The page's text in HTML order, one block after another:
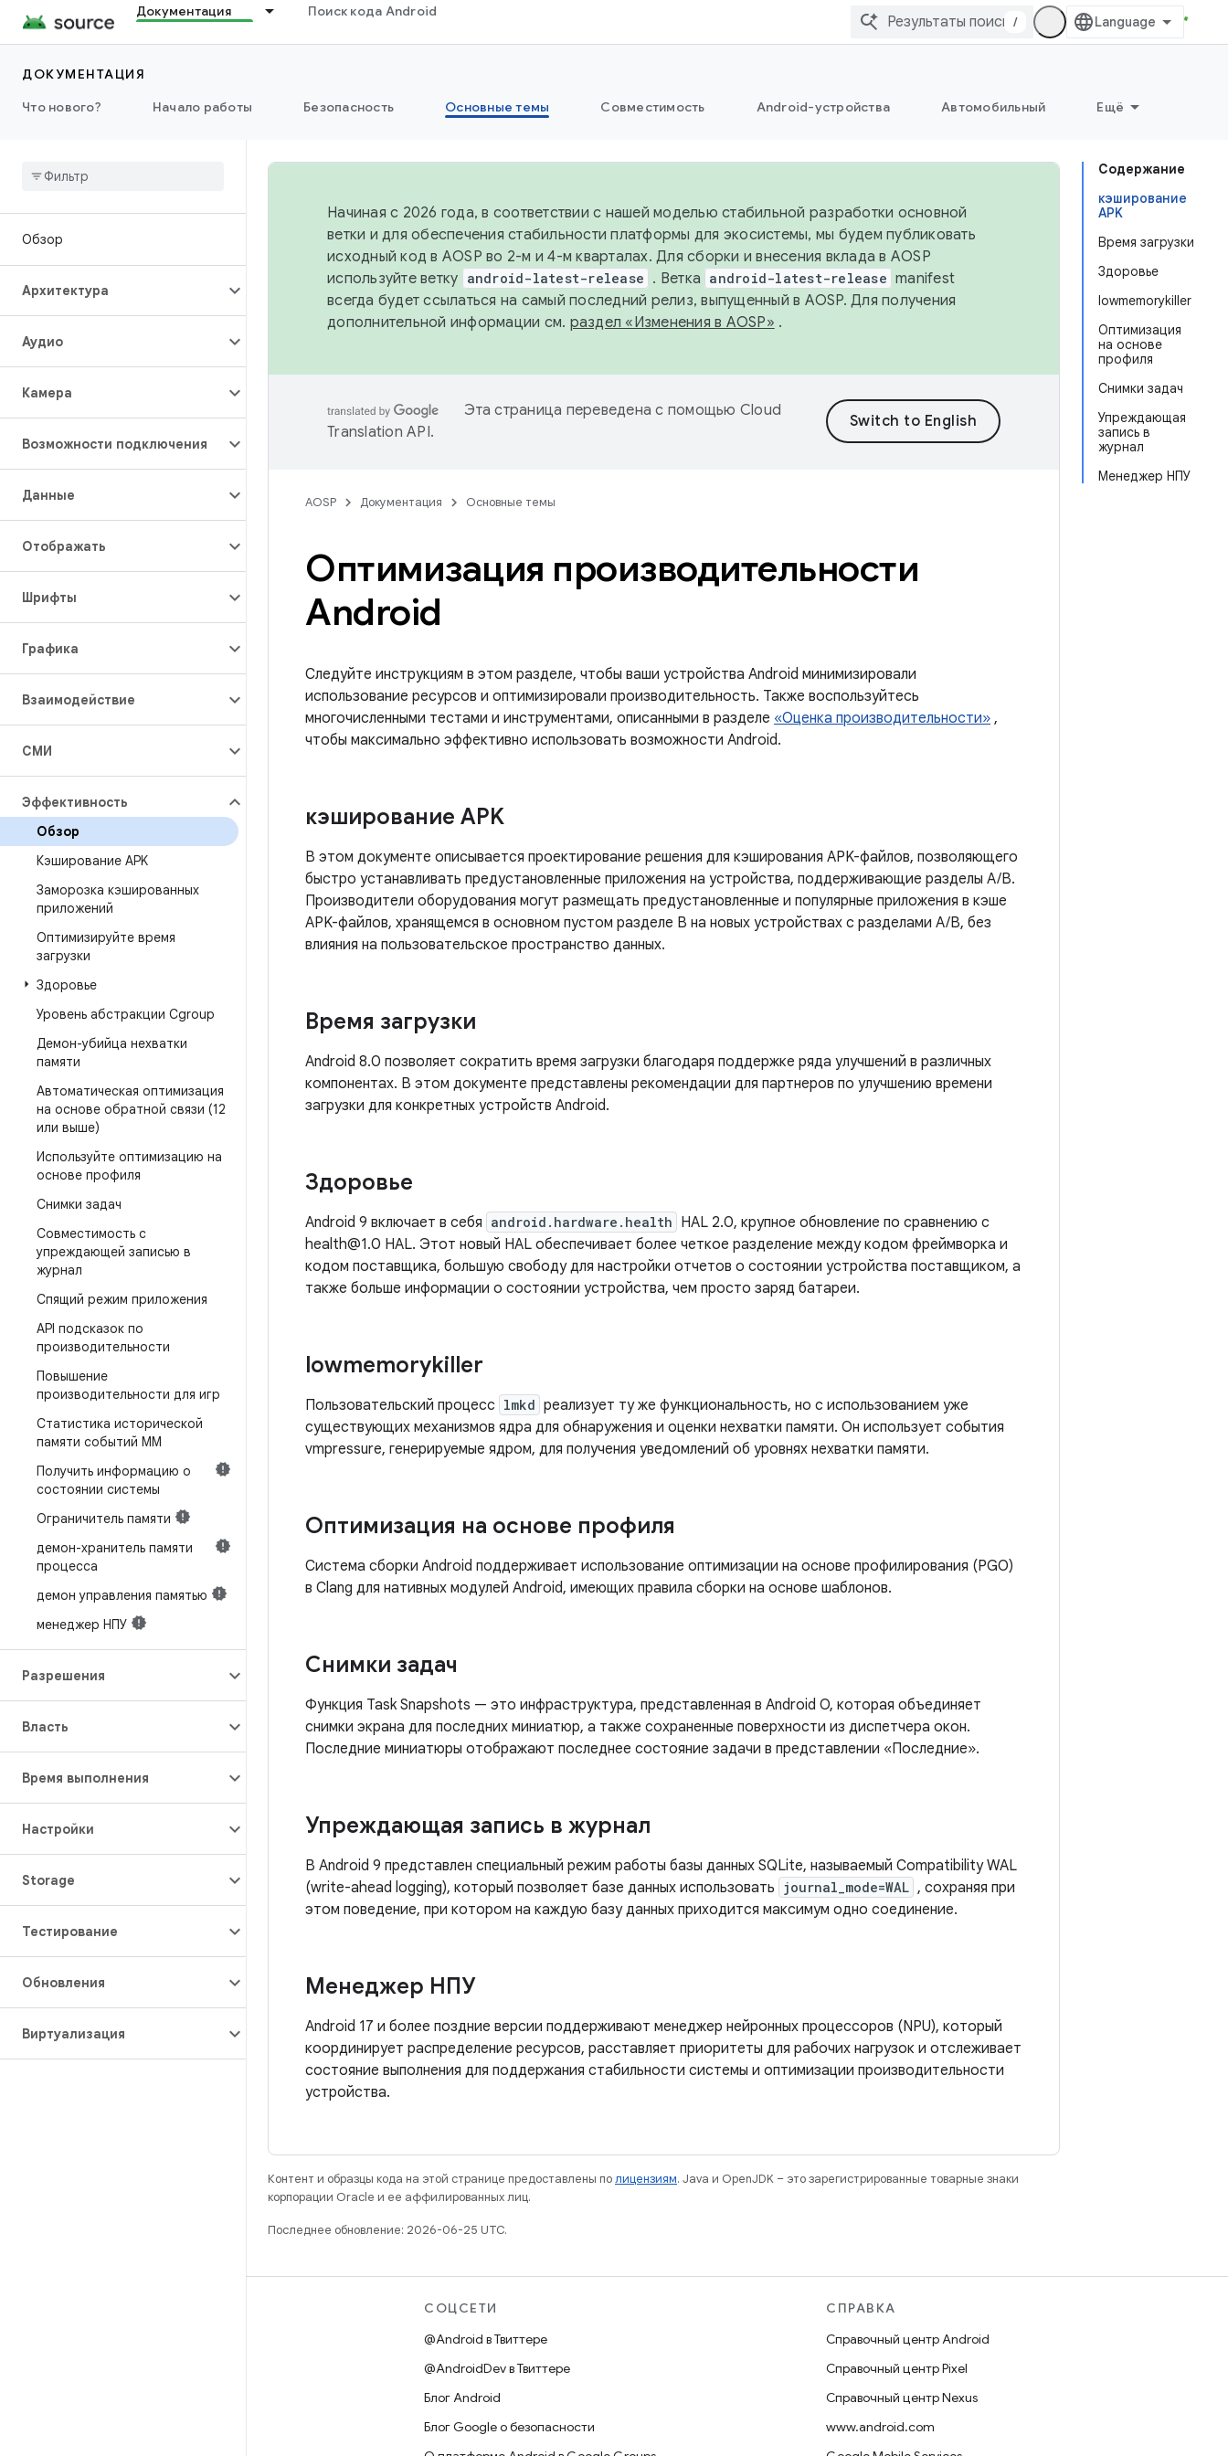
Документация Поиск кода Android
/
ДОКУМЕНТАЦИЯ
Что нового?
Начало работы Безопасность Основные темы Совместимость Android-устройства Автомобильный Ещё
Обзор
Архитектура
Аудио
Камера
Возможности подключения
Данные
Отображать
Шрифты
Графика
Взаимодействие
СМИ
Эффективность
Обзор
Кэширование APK
Заморозка кэшированных
приложений
Оптимизируйте время
загрузки
Здоровье
Уровень абстракции Cgroup
Демон-убийца нехватки
памяти
Автоматическая оптимизация
на основе обратной связи (12
или выше)
Используйте оптимизацию на
основе профиля
Снимки задач
Совместимость с
упреждающей записью в
журнал
Спящий режим приложения
API подсказок по
производительности
Повышение
производительности для игр
Статистика исторической
памяти событий ММ
Получить информацию о
состоянии системы
Ограничитель памяти
демон-хранитель памяти
процесса
демон управления памятью
менеджер НПУ
Разрешения
Власть
Время выполнения
Настройки
Storage
Тестирование
Обновления
Виртуализация
Содержание
кэширование
APK
Время загрузки
Здоровье
lowmemorykiller
Оптимизация
на основе
профиля
Снимки задач
Упреждающая
запись в
журнал
Менеджер НПУ
Начиная с 2026 года, в соответствии с нашей моделью стабильной разработки основной
ветки и для обеспечения стабильности платформы для экосистемы, мы будем публиковать
исходный код в AOSP во 2-м и 4-м кварталах. Для сборки и внесения вклада в AOSP
используйте ветку android-latest-release . Ветка android-latest-release manifest
всегда будет ссылаться на самый последний релиз, выпущенный в AOSP. Для получения
дополнительной информации см. раздел «Изменения в AOSP» .
Эта страница переведена с помощью Cloud
Translation API.
AOSP Документация Основные темы
Оптимизация производительности
Android
Следуйте инструкциям в этом разделе, чтобы ваши устройства Android минимизировали
использование ресурсов и оптимизировали производительность. Также воспользуйтесь
многочисленными тестами и инструментами, описанными в разделе «Оценка производительности» ,
чтобы максимально эффективно использовать возможности Android.
кэширование APK
В этом документе описывается проектирование решения для кэширования APK-файлов, позволяющего
быстро устанавливать предустановленные приложения на устройства, поддерживающие разделы A/B.
Производители оборудования могут размещать предустановленные и популярные приложения в кэше
APK-файлов, хранящемся в основном пустом разделе B на новых устройствах с разделами A/B, без
влияния на пользовательское пространство данных.
Время загрузки
Android 8.0 позволяет сократить время загрузки благодаря поддержке ряда улучшений в различных
компонентах. В этом документе представлены рекомендации для партнеров по улучшению времени
загрузки для конкретных устройств Android.
Здоровье
Android 9 включает в себя android.hardware.health HAL 2.0, крупное обновление по сравнению с
health@1.0 HAL. Этот новый HAL обеспечивает более четкое разделение между кодом фреймворка и
кодом поставщика, большую свободу для настройки отчетов о состоянии устройства поставщиком, а
также больше информации о состоянии устройства, чем просто заряд батареи.
lowmemorykiller
Пользовательский процесс lmkd реализует ту же функциональность, но с использованием уже
существующих механизмов ядра для обнаружения и оценки нехватки памяти. Он использует события
vmpressure, генерируемые ядром, для получения уведомлений об уровнях нехватки памяти.
Оптимизация на основе профиля
Система сборки Android поддерживает использование оптимизации на основе профилирования (PGO)
в Clang для нативных модулей Android, имеющих правила сборки на основе шаблонов.
Снимки задач
Функция Task Snapshots — это инфраструктура, представленная в Android O, которая объединяет
снимки экрана для последних миниатюр, а также сохраненные поверхности из диспетчера окон.
Последние миниатюры отображают последнее состояние задачи в представлении «Последние».
Упреждающая запись в журнал
В Android 9 представлен специальный режим работы базы данных SQLite, называемый Compatibility WAL
(write-ahead logging), который позволяет базе данных использовать journal_mode=WAL , сохраняя при
этом поведение, при котором на каждую базу данных приходится максимум одно соединение.
Менеджер НПУ
Android 17 и более поздние версии поддерживают менеджер нейронных процессоров (NPU), который
координирует распределение ресурсов, расставляет приоритеты для рабочих нагрузок и отслеживает
состояние выполнения для поддержания стабильности системы и оптимизации производительности
устройства.
Контент и образцы кода на этой странице предоставлены полицензиям. Java и OpenJDK – это зарегистрированные товарные знаки
корпорации Oracle и ее аффилированных лиц.
Последнее обновление: 2026-06-25 UTC.
СОЦСЕТИ
@Android в Твиттере
@AndroidDev в Твиттере
Блог Android
Блог Google о безопасности
СПРАВКА
Справочный центр Android
Справочный центр Pixel
Справочный центр Nexus
www.android.com